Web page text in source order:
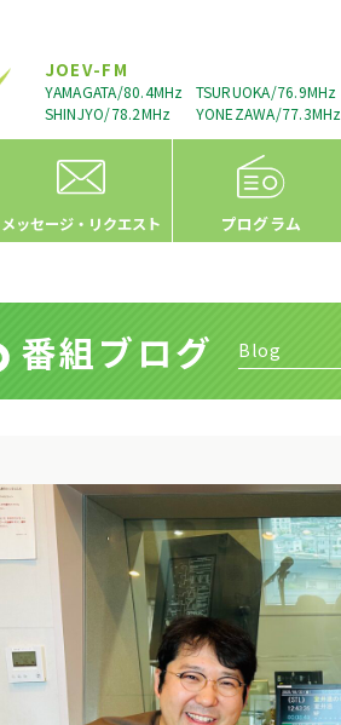
JOEV-FM
YAMAGATA/80.4MHz
TSURUOKA/76.9MHz
SHINJYO/78.2MHz
YONEZAWA/77.3MHz
メッセージ・リクエスト プログラム
番組ブログ Blog